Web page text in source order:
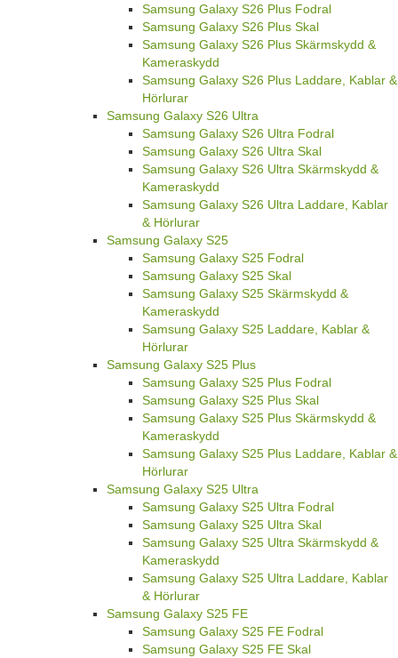
Samsung Galaxy S26 Plus Fodral
Samsung Galaxy S26 Plus Skal
Samsung Galaxy S26 Plus Skärmskydd &
Kameraskydd
Samsung Galaxy S26 Plus Laddare, Kablar &
Hörlurar
Samsung Galaxy S26 Ultra
Samsung Galaxy S26 Ultra Fodral
Samsung Galaxy S26 Ultra Skal
Samsung Galaxy S26 Ultra Skärmskydd &
Kameraskydd
Samsung Galaxy S26 Ultra Laddare, Kablar
& Hörlurar
Samsung Galaxy S25
Samsung Galaxy S25 Fodral
Samsung Galaxy S25 Skal
Samsung Galaxy S25 Skärmskydd &
Kameraskydd
Samsung Galaxy S25 Laddare, Kablar &
Hörlurar
Samsung Galaxy S25 Plus
Samsung Galaxy S25 Plus Fodral
Samsung Galaxy S25 Plus Skal
Samsung Galaxy S25 Plus Skärmskydd &
Kameraskydd
Samsung Galaxy S25 Plus Laddare, Kablar &
Hörlurar
Samsung Galaxy S25 Ultra
Samsung Galaxy S25 Ultra Fodral
Samsung Galaxy S25 Ultra Skal
Samsung Galaxy S25 Ultra Skärmskydd &
Kameraskydd
Samsung Galaxy S25 Ultra Laddare, Kablar
& Hörlurar
Samsung Galaxy S25 FE
Samsung Galaxy S25 FE Fodral
Samsung Galaxy S25 FE Skal